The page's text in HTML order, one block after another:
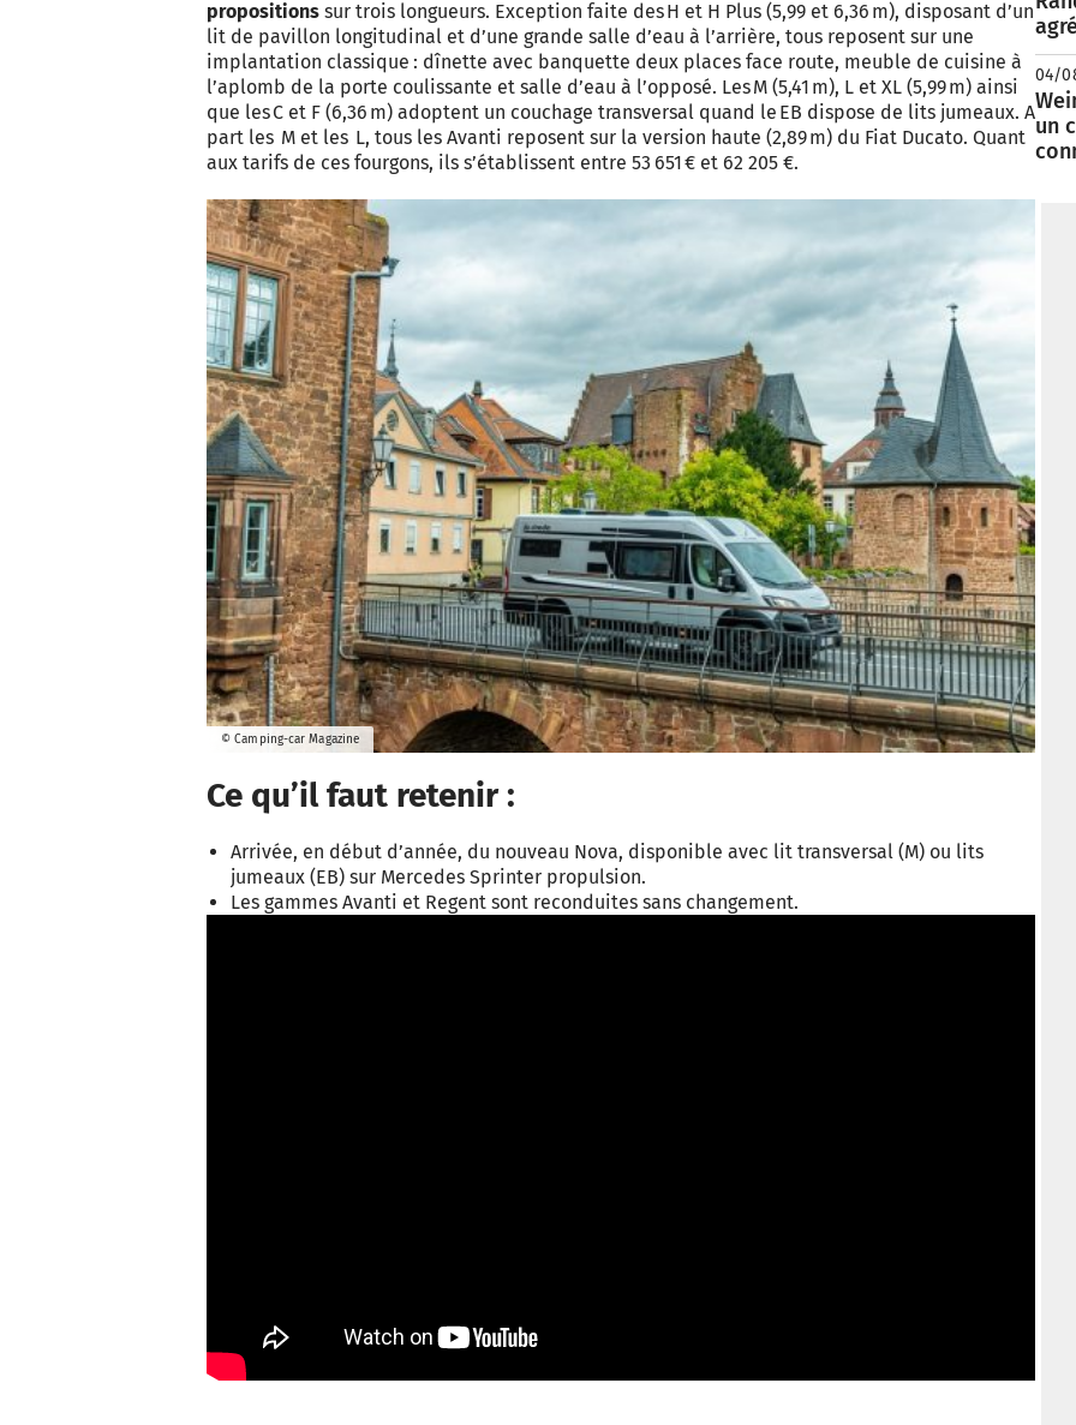
propositions sur trois longueurs. Exception faite des H et H Plus (5,99 et 6,36 m), disposant d’un
lit de pavillon longitudinal et d’une grande salle d’eau à l’arrière, tous reposent sur une
implantation classique : dînette avec banquette deux places face route, meuble de cuisine à
l’aplomb de la porte coulissante et salle d’eau à l’opposé. Les M (5,41 m), L et XL (5,99 m) ainsi
que les C et F (6,36 m) adoptent un couchage transversal quand le EB dispose de lits jumeaux. A
part les M et les L, tous les Avanti reposent sur la version haute (2,89 m) du Fiat Ducato. Quant
aux tarifs de ces fourgons, ils s’établissent entre 53 651 € et 62 205 €.
© Camping-car Magazine
Ce qu’il faut retenir :
Arrivée, en début d’année, du nouveau Nova, disponible avec lit transversal (M) ou lits
jumeaux (EB) sur Mercedes Sprinter propulsion.
Les gammes Avanti et Regent sont reconduites sans changement.
04/
un